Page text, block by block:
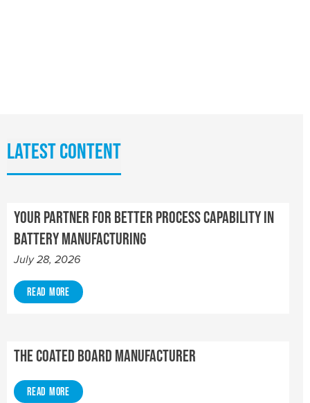
Latest content
Your Partner for Better Process Capability in
Battery Manufacturing
July 28, 2026
Read More
The Coated Board Manufacturer
Read More